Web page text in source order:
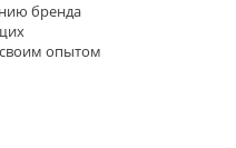
бренда
своим опытом